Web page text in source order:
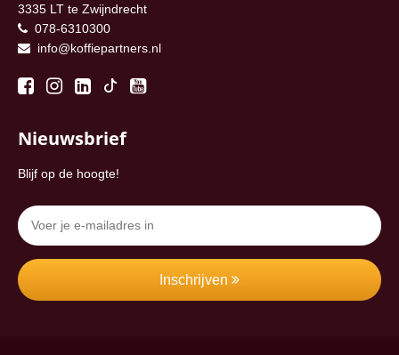
3335 LT te Zwijndrecht
078-6310300
info@koffiepartners.nl
Nieuwsbrief
Blijf op de hoogte!
Inschrijven